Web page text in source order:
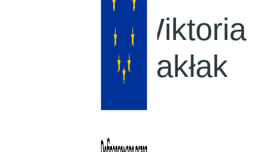
Wiktoria
Sakłak